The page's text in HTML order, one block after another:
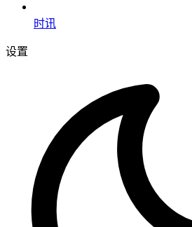
时讯
设置